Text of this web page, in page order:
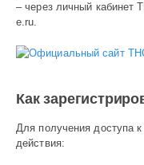
– через личный кабинет
e.ru.
Как
Для получения доступа
действия: